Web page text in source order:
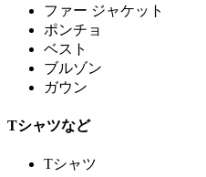
ファー ジャケット
ポンチョ
ベスト
ブルゾン
ガウン
Tシャツなど
Tシャツ